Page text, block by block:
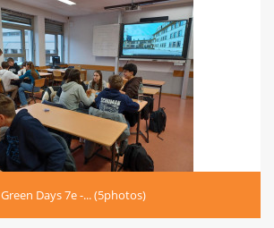
Green Days 7e -... (5photos)